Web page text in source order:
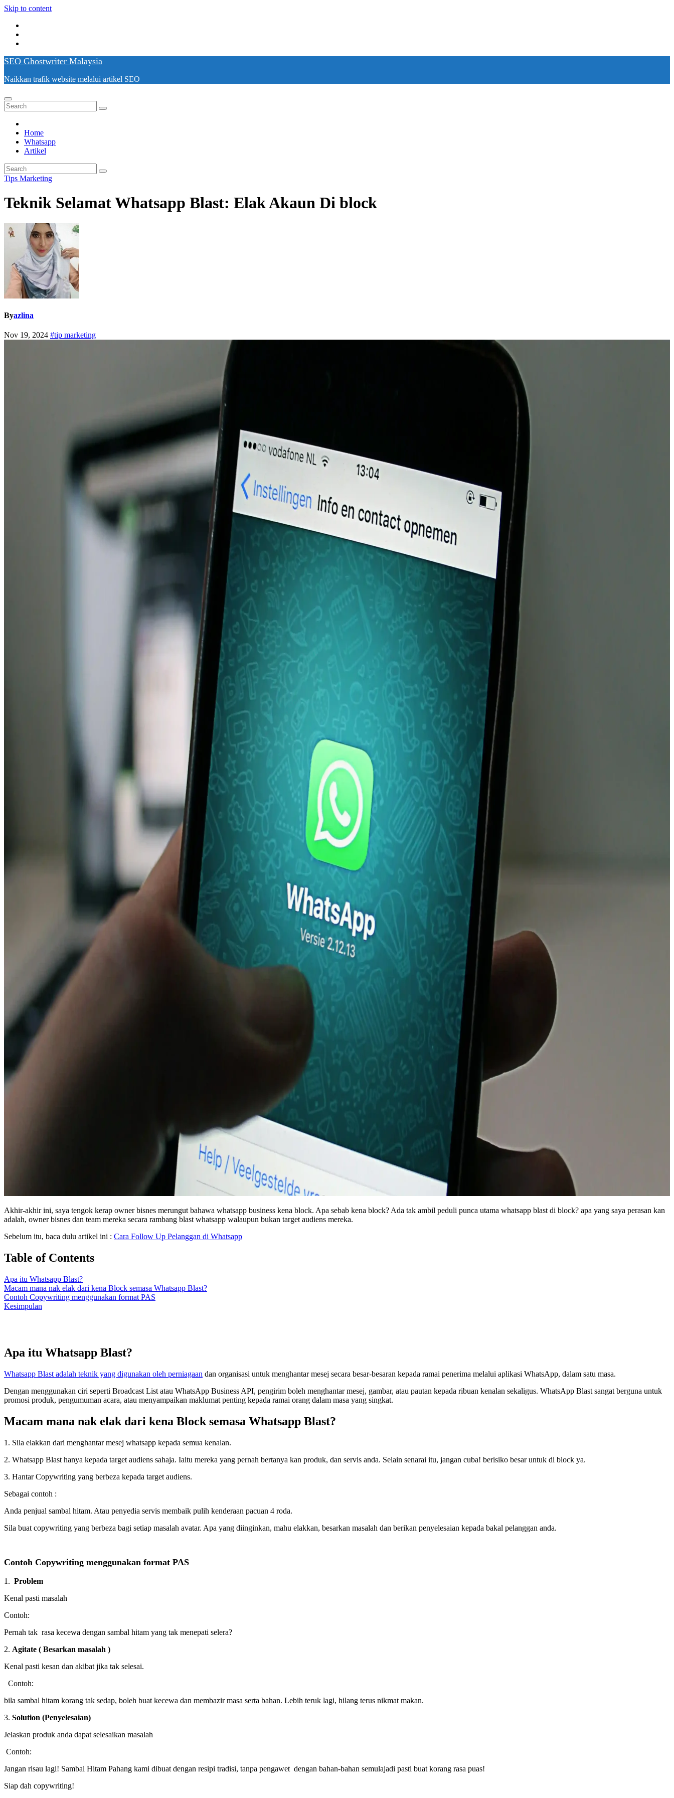
Skip to content
SEO Ghostwriter Malaysia
Naikkan trafik website melalui artikel SEO
Home
Whatsapp
Artikel
Tips Marketing
Teknik Selamat Whatsapp Blast: Elak Akaun Di block
Byazlina
Nov 19, 2024 #tip marketing
Akhir-akhir ini, saya tengok kerap owner bisnes merungut bahawa whatsapp business kena block. Apa sebab kena block? Ada tak ambil peduli punca utama whatsapp blast di block? apa yang saya perasan kan
adalah, owner bisnes dan team mereka secara rambang blast whatsapp walaupun bukan target audiens mereka.
Sebelum itu, baca dulu artikel ini : Cara Follow Up Pelanggan di Whatsapp
Table of Contents
Apa itu Whatsapp Blast?
Macam mana nak elak dari kena Block semasa Whatsapp Blast?
Contoh Copywriting menggunakan format PAS
Kesimpulan
Apa itu Whatsapp Blast?
Whatsapp Blast adalah teknik yang digunakan oleh perniagaan dan organisasi untuk menghantar mesej secara besar-besaran kepada ramai penerima melalui aplikasi WhatsApp, dalam satu masa.
Dengan menggunakan ciri seperti Broadcast List atau WhatsApp Business API, pengirim boleh menghantar mesej, gambar, atau pautan kepada ribuan kenalan sekaligus. WhatsApp Blast sangat berguna untuk
promosi produk, pengumuman acara, atau menyampaikan maklumat penting kepada ramai orang dalam masa yang singkat.
Macam mana nak elak dari kena Block semasa Whatsapp Blast?
1. Sila elakkan dari menghantar mesej whatsapp kepada semua kenalan.
2. Whatsapp Blast hanya kepada target audiens sahaja. Iaitu mereka yang pernah bertanya kan produk, dan servis anda. Selain senarai itu, jangan cuba! berisiko besar untuk di block ya.
3. Hantar Copywriting yang berbeza kepada target audiens.
Sebagai contoh :
Anda penjual sambal hitam. Atau penyedia servis membaik pulih kenderaan pacuan 4 roda.
Sila buat copywriting yang berbeza bagi setiap masalah avatar. Apa yang diinginkan, mahu elakkan, besarkan masalah dan berikan penyelesaian kepada bakal pelanggan anda.
Contoh Copywriting menggunakan format PAS
1. Problem
Kenal pasti masalah
Contoh:
Pernah tak rasa kecewa dengan sambal hitam yang tak menepati selera?
2. Agitate ( Besarkan masalah )
Kenal pasti kesan dan akibat jika tak selesai.
Contoh:
bila sambal hitam korang tak sedap, boleh buat kecewa dan membazir masa serta bahan. Lebih teruk lagi, hilang terus nikmat makan.
3. Solution (Penyelesaian)
Jelaskan produk anda dapat selesaikan masalah
Contoh:
Jangan risau lagi! Sambal Hitam Pahang kami dibuat dengan resipi tradisi, tanpa pengawet dengan bahan-bahan semulajadi pasti buat korang rasa puas!
Siap dah copywriting!